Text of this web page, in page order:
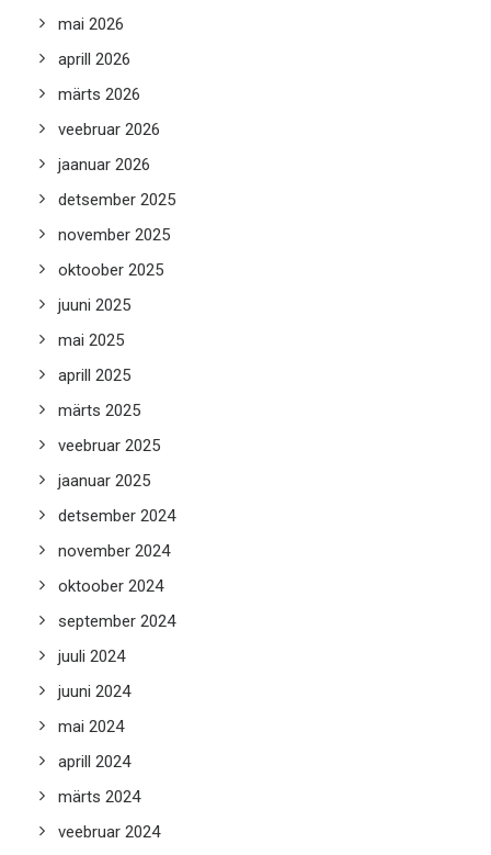
mai 2026
aprill 2026
märts 2026
veebruar 2026
jaanuar 2026
detsember 2025
november 2025
oktoober 2025
juuni 2025
mai 2025
aprill 2025
märts 2025
veebruar 2025
jaanuar 2025
detsember 2024
november 2024
oktoober 2024
september 2024
juuli 2024
juuni 2024
mai 2024
aprill 2024
märts 2024
veebruar 2024